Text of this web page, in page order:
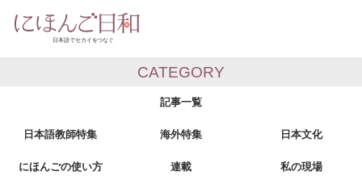
CATEGORY
記事一覧
日本語教師特集 海外特集 日本文化
にほんごの使い方 連載 私の現場